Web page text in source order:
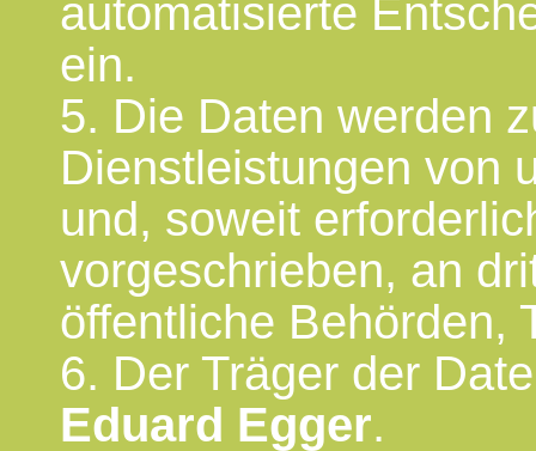
automatisierte
ein.
5. Die Daten werden
Dienstleistungen von
und, soweit
vorgeschrieben, an
öffentliche Behörden,
6. Der Träger der
Eduard Egger.